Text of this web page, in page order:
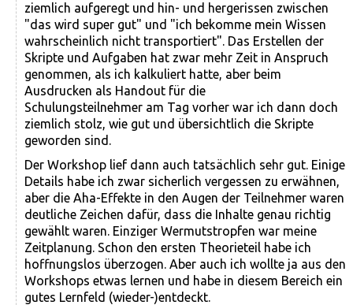
ziemlich aufgeregt und hin- und hergerissen zwischen
"das wird super gut" und "ich bekomme mein Wissen
wahrscheinlich nicht transportiert". Das Erstellen der
Skripte und Aufgaben hat zwar mehr Zeit in Anspruch
genommen, als ich kalkuliert hatte, aber beim
Ausdrucken als Handout für die
Schulungsteilnehmer am Tag vorher war ich dann doch
ziemlich stolz, wie gut und übersichtlich die Skripte
geworden sind.
Der Workshop lief dann auch tatsächlich sehr gut. Einige
Details habe ich zwar sicherlich vergessen zu erwähnen,
aber die Aha-Effekte in den Augen der Teilnehmer waren
deutliche Zeichen dafür, dass die Inhalte genau richtig
gewählt waren. Einziger Wermutstropfen war meine
Zeitplanung. Schon den ersten Theorieteil habe ich
hoffnungslos überzogen. Aber auch ich wollte ja aus den
Workshops etwas lernen und habe in diesem Bereich ein
gutes Lernfeld (wieder-)entdeckt.